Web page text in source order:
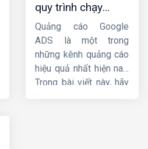
quy trình chạy
quảng cáo google
ads
Quảng cáo Google
ADS là một trong
những kênh quảng cáo
hiệu quả nhất hiện nay.
Trong bài viết này, hãy